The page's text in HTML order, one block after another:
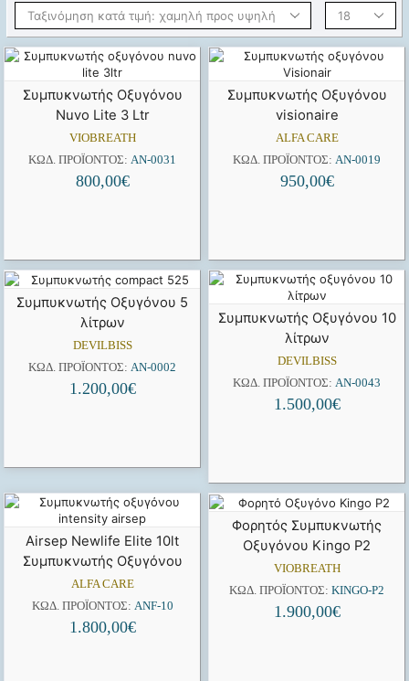
Συμπυκνωτής Οξυγόνου
Nuvo Lite 3 Ltr
VIOBREATH
ΚΩΔ. ΠΡΟΪΌΝΤΟΣ: AN-0031
800,00€
Συμπυκνωτής Οξυγόνου
visionaire
ALFA CARE
ΚΩΔ. ΠΡΟΪΌΝΤΟΣ: AN-0019
950,00€
Συμπυκνωτής Οξυγόνου 5
λίτρων
DEVILBISS
ΚΩΔ. ΠΡΟΪΌΝΤΟΣ: AN-0002
1.200,00€
Συμπυκνωτής Οξυγόνου 10
λίτρων
DEVILBISS
ΚΩΔ. ΠΡΟΪΌΝΤΟΣ: AN-0043
1.500,00€
Airsep Newlife Elite 10lt
Συμπυκνωτής Οξυγόνου
ALFA CARE
ΚΩΔ. ΠΡΟΪΌΝΤΟΣ: ANF-10
1.800,00€
Φορητός Συμπυκνωτής
Οξυγόνου Kingo P2
VIOBREATH
ΚΩΔ. ΠΡΟΪΌΝΤΟΣ: KINGO-P2
1.900,00€